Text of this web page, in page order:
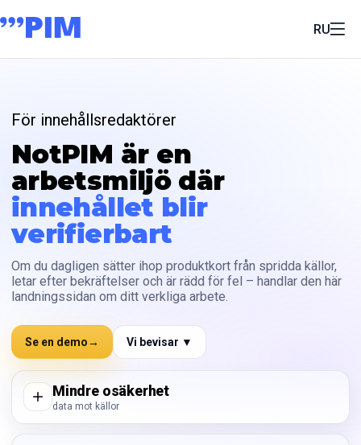
RU
För innehållsredaktörer
NotPIM är en
arbetsmiljö där
innehållet blir
verifierbart
Om du dagligen sätter ihop produktkort från spridda källor,
letar efter bekräftelser och är rädd för fel – handlar den här
landningssidan om ditt verkliga arbete.
Se en demo→ Vi bevisar ▼
Mindre osäkerhet
data mot källor